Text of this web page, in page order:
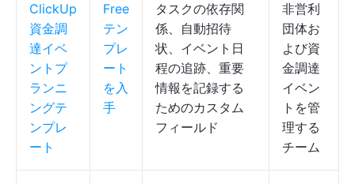
ClickUp
資金調
達イベ
ントプ
ランニ
ングテ
ンプレ
ート
Free
テン
プレ
ート
を入
手
タスクの依存関
係、自動招待
状、イベント日
程の追跡、重要
情報を記録する
ためのカスタム
フィールド
非営利
団体お
よび資
金調達
イベン
トを管
理する
チーム